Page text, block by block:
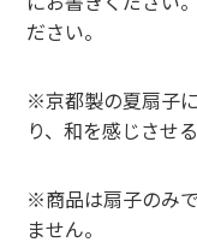
ださい。
※京都製の夏扇子
り、和を感じさせ
※商品は扇子のみ
ません。